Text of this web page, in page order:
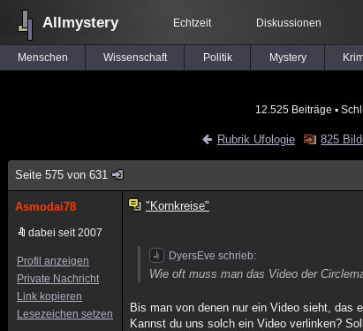
Allmystery Echtzeit Diskussionen
Menschen Wissenschaft Politik Mystery
12.525 Beiträge ▪
Rubrik Ufologie 825
Seite 575 von 631
Asmodai78
dabei seit 2007
Profil anzeigen
Private Nachricht
Link kopieren
Lesezeichen setzen
"Kornkreise"
DyersEve schrieb:
Wie oft muss man das Video der
Bis man von denen nur ein Video sieht, das
Kannst du uns solch ein Video verlinken?